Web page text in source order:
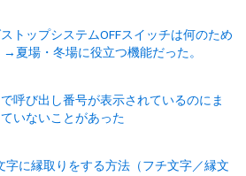
トップシステムOFFスイッチは何のため
→夏場・冬場に役立つ機能だった。
呼び出し番号が表示されているのにま
いないことがあった
字に縁取りをする方法（フチ文字／縁文